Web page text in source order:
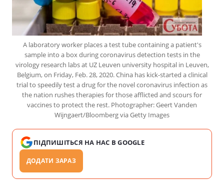
A laboratory worker places a test tube containing a patient's
sample into a box during coronavirus detection tests in the
virology research labs at UZ Leuven university hospital in Leuven,
Belgium, on Friday, Feb. 28, 2020. China has kick-started a clinical
trial to speedily test a drug for the novel coronavirus infection as
the nation rushes therapies for those afflicted and scours for
vaccines to protect the rest. Photographer: Geert Vanden
Wijngaert/Bloomberg via Getty Images
ПІДПИШІТЬСЯ НА НАС В GOOGLE
ДОДАТИ ЗАРАЗ